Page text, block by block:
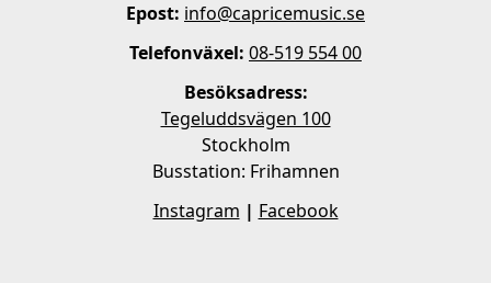
Epost: info@capricemusic.se
Telefonväxel: 08-519 554 00
Besöksadress:
Tegeluddsvägen 100
Stockholm
Busstation: Frihamnen
Instagram | Facebook